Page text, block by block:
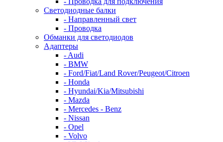
Светодиодные балки
- Направленный свет
- Проводка
Обманки для светодиодов
Адаптеры
- Audi
- BMW
- Ford/Fiat/Land Rover/Peugeot/Citroen
- Honda
- Hyundai/Kia/Mitsubishi
- Mazda
- Mercedes - Benz
- Nissan
- Opel
- Volvo